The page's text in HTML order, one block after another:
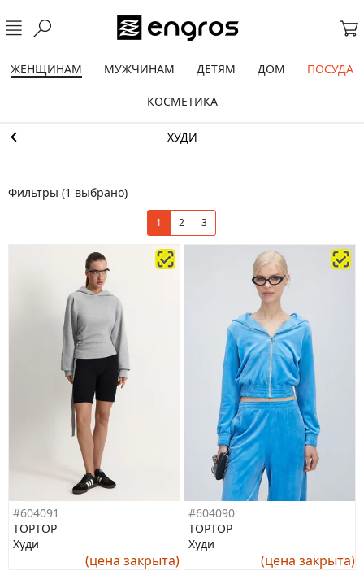
ЖЕНЩИНАМ МУЖЧИНАМ ДЕТЯМ ДОМ ПОСУДА
КОСМЕТИКА
ХУДИ
Фильтры (1 выбрано)
1 2 3
#604091
TOPTOP
Худи
(цена закрыта)
#604090
TOPTOP
Худи
(цена закрыта)